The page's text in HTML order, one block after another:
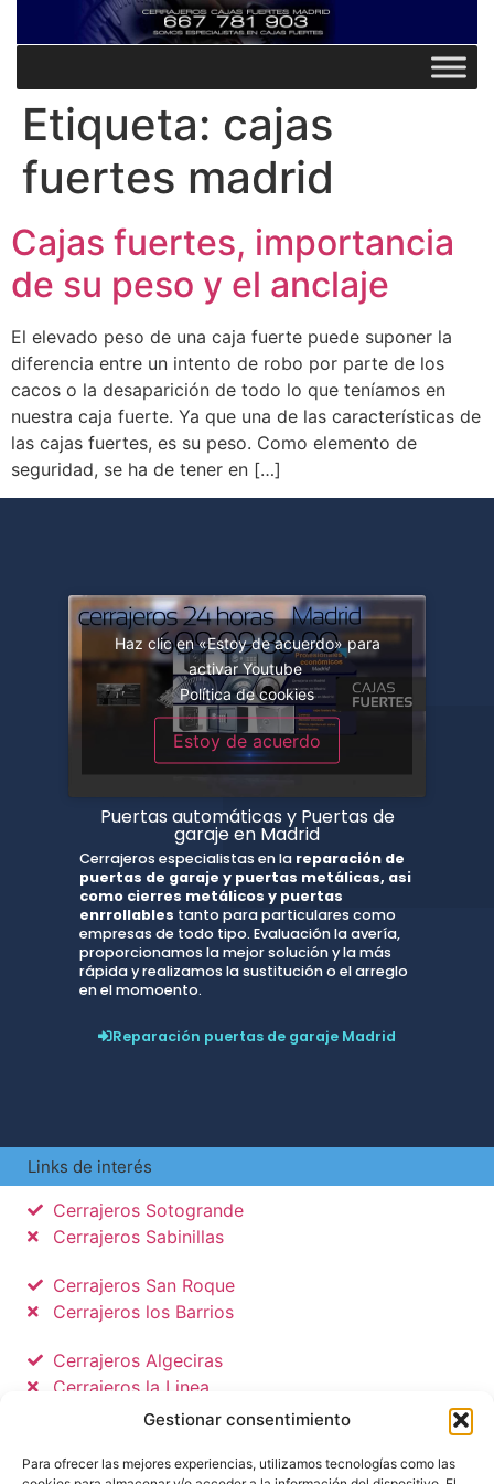
Gestionar consentimiento
Para ofrecer las mejores experiencias, utilizamos tecnologías como las
Etiqueta: cajas
fuertes madrid
Cajas fuertes, importancia
de su peso y el anclaje
El elevado peso de una caja fuerte puede suponer la
diferencia entre un intento de robo por parte de los
cacos o la desaparición de todo lo que teníamos en
nuestra caja fuerte. Ya que una de las características de
las cajas fuertes, es su peso. Como elemento de
seguridad, se ha de tener en […]
Haz clic en «Estoy de acuerdo» para
activar Youtube
Política de cookies
Estoy de acuerdo
Puertas automáticas y Puertas de
garaje en Madrid
Cerrajeros especialistas en la reparación de
puertas de garaje y puertas metálicas, asi
como cierres metálicos y puertas
enrrollables tanto para particulares como
empresas de todo tipo. Evaluación la avería,
proporcionamos la mejor solución y la más
rápida y realizamos la sustitución o el arreglo
en el momoento.
Reparación puertas de garaje Madrid
Links de interés
Cerrajeros Sotogrande
Cerrajeros Sabinillas
Cerrajeros San Roque
Cerrajeros los Barrios
Cerrajeros Algeciras
Cerrajeros la Linea
Cerrajeros Tarifa
Politica de privacidad